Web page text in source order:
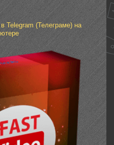
Telegram (Телеграме) на